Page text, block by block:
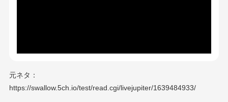
元ネタ：
https://swallow.5ch.io/test/read.cgi/livejupiter/1639484933/